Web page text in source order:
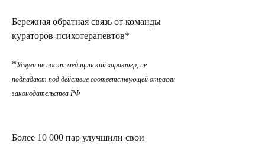
Бережная обратная связь от команды
кураторов-психотерапевтов*
*Услуги не носят медицинский характер, не
подпадают под действие соответствующей отрасли
законодательства РФ
Более 10 000 пар улучшили свои